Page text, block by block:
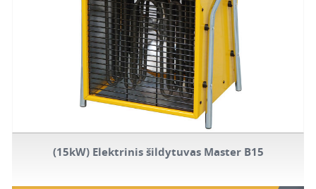
(15kW) Elektrinis šildytuvas Master B15